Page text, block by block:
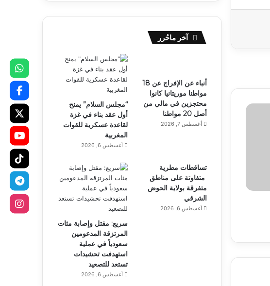
آخر ماحُرر
أنباء عن الإفراج عن 18
مواطنا موريتانيا كانوا
محتجزين في مالي من
أصل 20 مواطنا
أغسطس 7, 2026
“مجلس السلام” يمنح
أول عقد بناء في غزة
لقاعدة عسكرية للقوات
المغربية
أغسطس 6, 2026
تساقطات مطرية
متفاوتة على مناطق
متفرقة بولاية الحوض
الشرقي
أغسطس 6, 2026
سريع: مقتل وإصابة مئات
المرتزقة المدعومين
سعودياً في عملية
استهدفت تحشيدات
تستعد للتصعيد
أغسطس 6, 2026